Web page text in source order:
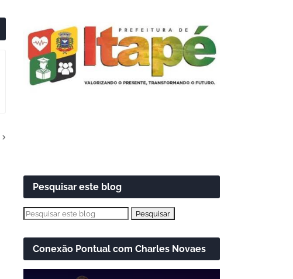
Pesquisar este blog
Conexão Pontual com Charles Novaes